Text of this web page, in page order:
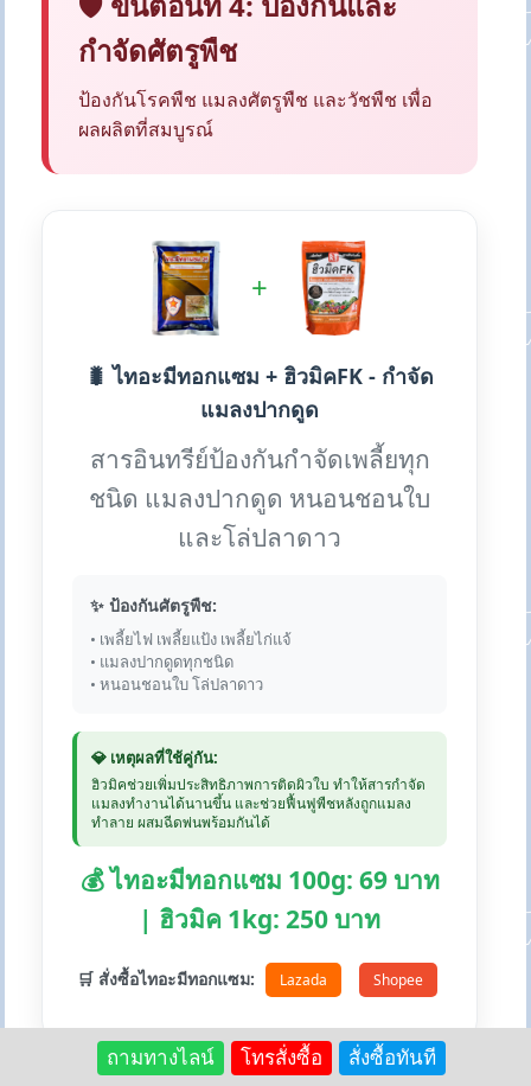
กำจัดศัตรูพืช
ป้องกันโรคพืช แมลงศัตรูพืช และวัชพืช เพื่อ
ผลผลิตที่สมบูรณ์
+
🐛 ไทอะมีทอกแซม + ฮิวมิคFK - กำจัด
แมลงปากดูด
สารอินทรีย์ป้องกันกำจัดเพลี้ยทุก
ชนิด แมลงปากดูด หนอนชอนใบ
และโล่ปลาดาว
✨ ป้องกันศัตรูพืช:
• เพลี้ยไฟ เพลี้ยแป้ง เพลี้ยไก่แจ้
• แมลงปากดูดทุกชนิด
• หนอนชอนใบ โล่ปลาดาว
💎 เหตุผลที่ใช้คู่กัน:
ฮิวมิคช่วยเพิ่มประสิทธิภาพการติดผิวใบ ทำให้สารกำจัด
แมลงทำงานได้นานขึ้น และช่วยฟื้นฟูพืชหลังถูกแมลง
ทำลาย ผสมฉีดพ่นพร้อมกันได้
💰 ไทอะมีทอกแซม 100g: 69 บาท
| ฮิวมิค 1kg: 250 บาท
🛒 สั่งซื้อไทอะมีทอกแซม: Lazada Shopee
ถามทางไลน์ โทรสั่งซื้อ สั่งซื้อทันที